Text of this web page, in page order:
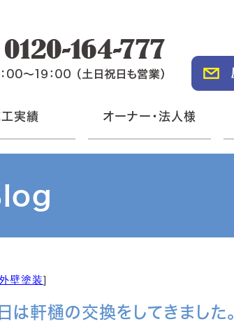
実績 オーナー・法人様
壁塗装]
は軒樋の交換をしてきました。